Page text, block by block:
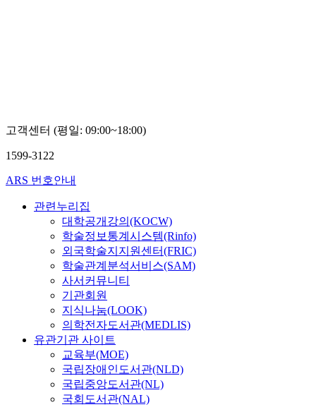
고객센터 (평일: 09:00~18:00)
1599-3122
ARS 번호안내
관련누리집
대학공개강의(KOCW)
학술정보통계시스템(Rinfo)
외국학술지지원센터(FRIC)
학술관계분석서비스(SAM)
사서커뮤니티
기관회원
지식나눔(LOOK)
의학전자도서관(MEDLIS)
유관기관 사이트
교육부(MOE)
국립장애인도서관(NLD)
국립중앙도서관(NL)
국회도서관(NAL)